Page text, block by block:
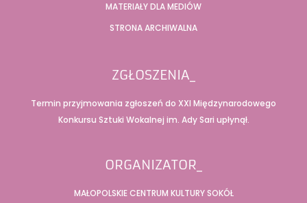
MATERIAŁY DLA MEDIÓW
STRONA ARCHIWALNA
ZGŁOSZENIA_
Termin przyjmowania zgłoszeń do XXI Międzynarodowego
Konkursu Sztuki Wokalnej im. Ady Sari upłynął.
ORGANIZATOR_
MAŁOPOLSKIE CENTRUM KULTURY SOKÓŁ